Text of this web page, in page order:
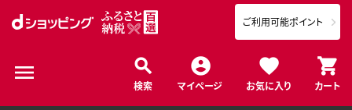
検索 マイページ お気に入り カート
ご利用可能ポイント